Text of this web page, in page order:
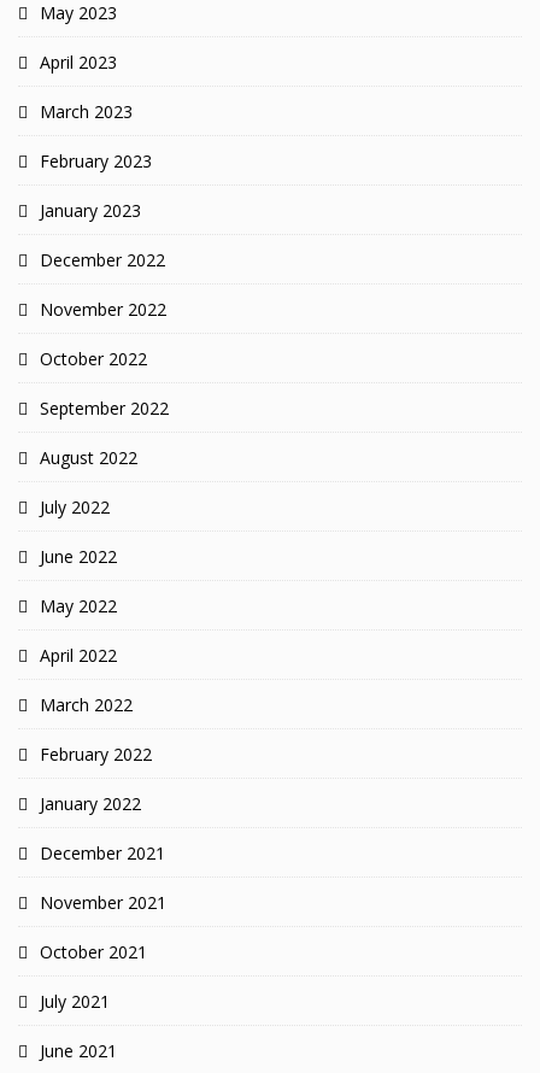
May 2023
April 2023
March 2023
February 2023
January 2023
December 2022
November 2022
October 2022
September 2022
August 2022
July 2022
June 2022
May 2022
April 2022
March 2022
February 2022
January 2022
December 2021
November 2021
October 2021
July 2021
June 2021